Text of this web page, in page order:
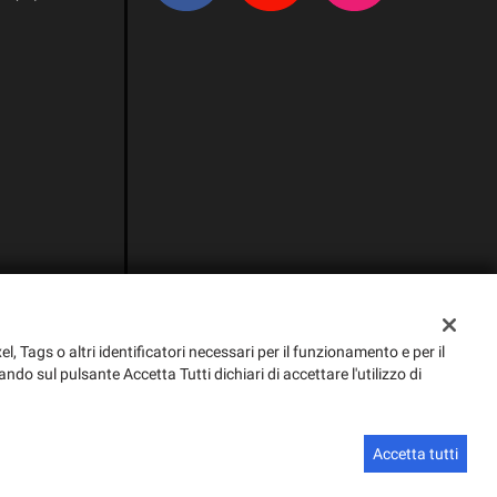
GestionaleAuto.com
Tags o altri identificatori necessari per il funzionamento e per il
sul pulsante Accetta Tutti dichiari di accettare l'utilizzo di
Accetta tutti